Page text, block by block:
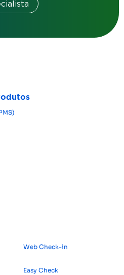
Web Check-in
Easy Check